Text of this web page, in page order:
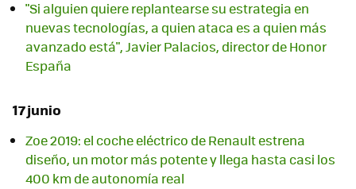
"Si alguien quiere replantearse su estrategia en
nuevas tecnologías, a quien ataca es a quien más
avanzado está", Javier Palacios, director de Honor
España
17 junio
Zoe 2019: el coche eléctrico de Renault estrena
diseño, un motor más potente y llega hasta casi los
400 km de autonomía real